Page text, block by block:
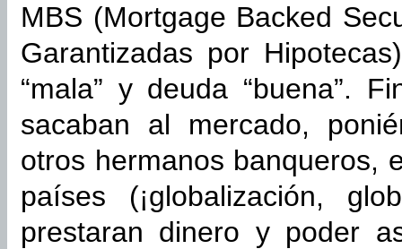
MBS (Mortgage Backed
Garantizadas por
“mala” y deuda “buena”.
sacaban al mercado,
otros hermanos banqueros,
países (¡globalización,
prestaran dinero y poder